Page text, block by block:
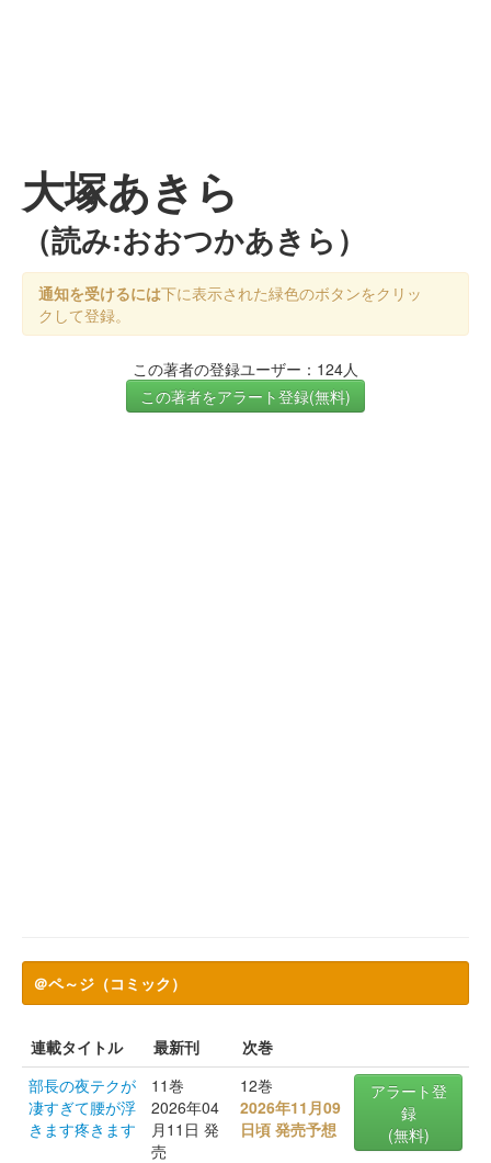
大塚あきら
（読み:おおつかあきら）
通知を受けるには下に表示された緑色のボタンをクリッ
クして登録。
この著者の登録ユーザー：124人
この著者をアラート登録(無料)
＠ペ～ジ（コミック）
連載タイトル 最新刊
次巻
部長の夜テクが
凄すぎて腰が浮
きます疼きます
11巻
2026年04
月11日 発
売
12巻
2026年11月09
日頃 発売予想
アラート登
録
(無料)